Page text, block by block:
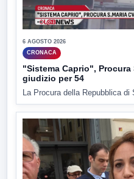
6 AGOSTO 2026
CRONACA
"Sistema Caprio",
giudizio per 54
La Procura della Repubblica di